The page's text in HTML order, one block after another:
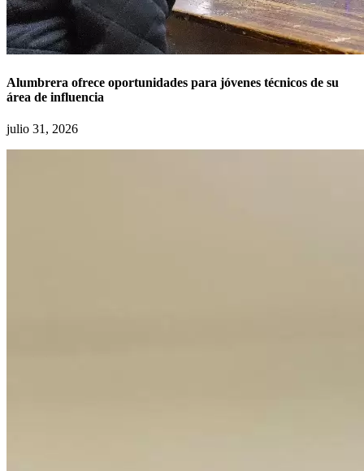
Alumbrera ofrece oportunidades para jóvenes técnicos de su
área de influencia
julio 31, 2026